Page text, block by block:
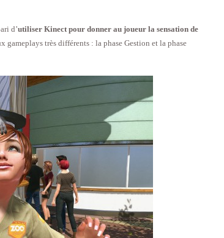
d’utiliser Kinect pour donner au joueur la sensation de
gameplays très différents : la phase Gestion et la phase